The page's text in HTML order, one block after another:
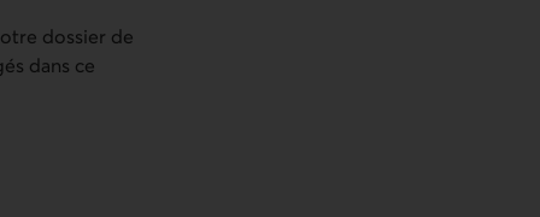
dossier de
dans ce